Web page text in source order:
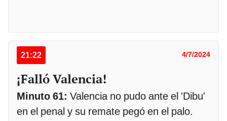
21:22 4/7/2024
¡Falló Valencia!
Minuto 61: Valencia no pudo ante el 'Dibu'
en el penal y su remate pegó en el palo.